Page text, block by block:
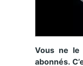
Vous ne le
abonnés.